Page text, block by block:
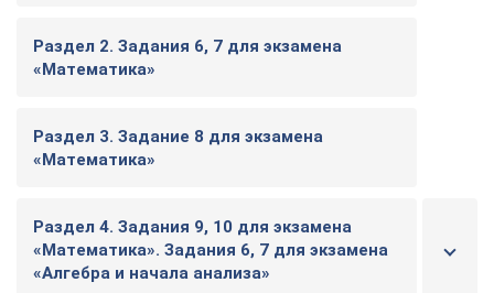
Раздел 2. Задания 6, 7 для экзамена
«Математика»
Раздел 3. Задание 8 для экзамена
«Математика»
Раздел 4. Задания 9, 10 для экзамена
«Математика». Задания 6, 7 для экзамена
«Алгебра и начала анализа»